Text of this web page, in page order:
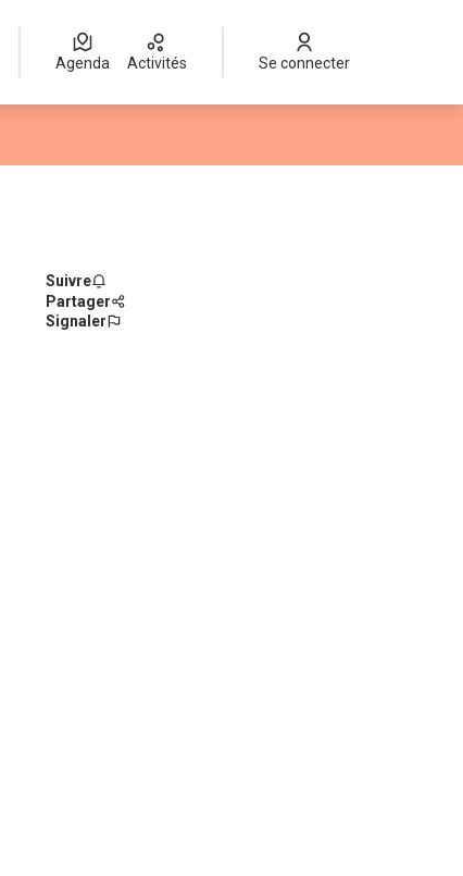
Agenda Activités Se connecter
Suivre
Partager
Signaler